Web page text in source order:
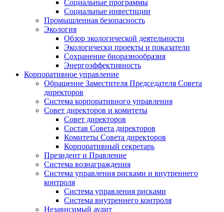
Социальные программы
Социальные инвестиции
Промышленная безопасность
Экология
Обзор экологической деятельности
Экологически проекты и показатели
Сохранение биоразнообразия
Энергоэффективность
Корпоративное управление
Обращение Заместителя Председателя Совета
директоров
Система корпоративного управления
Совет директоров и комитеты
Совет директоров
Состав Совета директоров
Комитеты Совета директоров
Корпоративный секретарь
Президент и Правление
Система вознаграждения
Система управления рисками и внутреннего
контроля
Система управления рисками
Система внутреннего контроля
Независимый аудит